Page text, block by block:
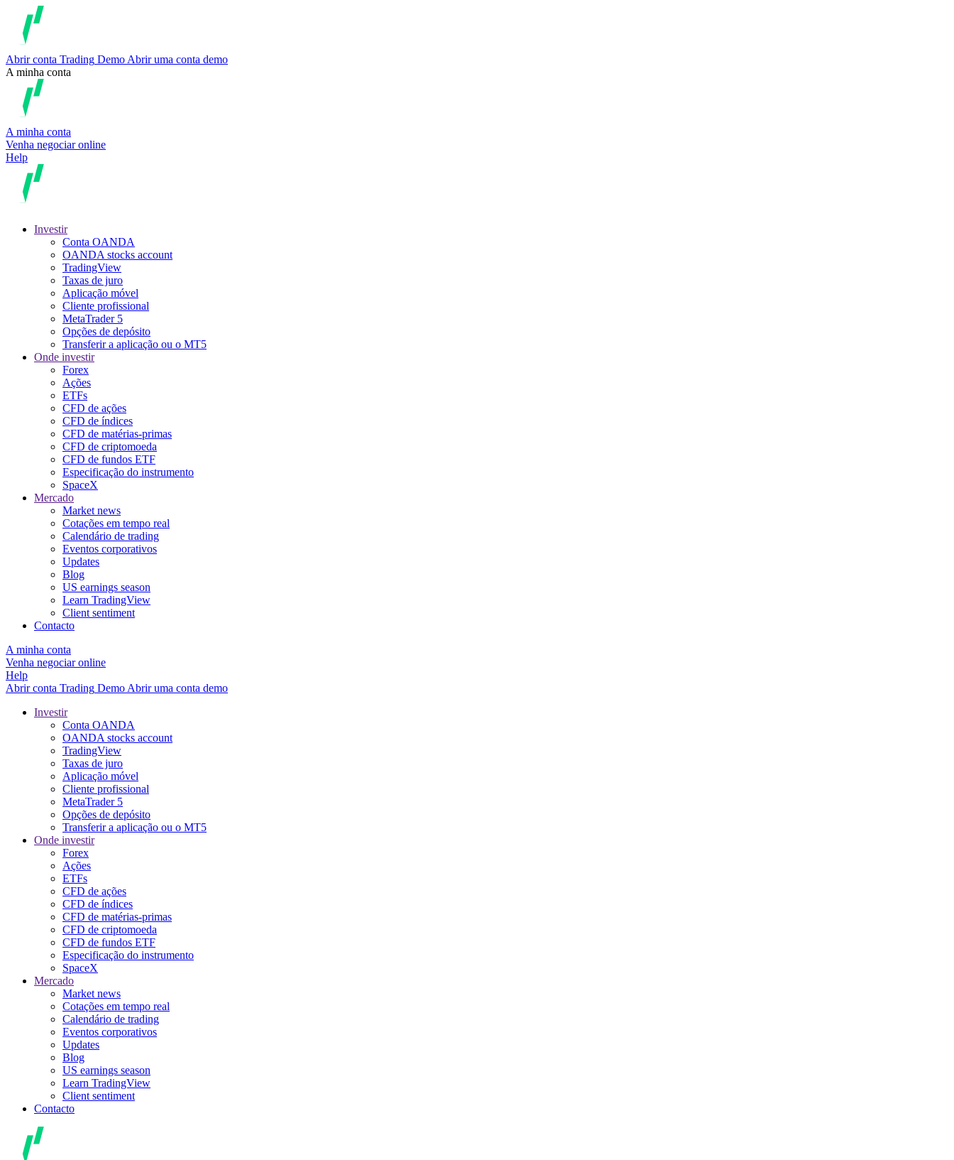
Abrir conta Trading Demo Abrir uma conta demo
A minha conta
A minha conta
Venha negociar online
Help
Investir
Conta OANDA
OANDA stocks account
TradingView
Taxas de juro
Aplicação móvel
Cliente profissional
MetaTrader 5
Opções de depósito
Transferir a aplicação ou o MT5
Onde investir
Forex
Ações
ETFs
CFD de ações
CFD de índices
CFD de matérias-primas
CFD de criptomoeda
CFD de fundos ETF
Especificação do instrumento
SpaceX
Mercado
Market news
Cotações em tempo real
Calendário de trading
Eventos corporativos
Updates
Blog
US earnings season
Learn TradingView
Client sentiment
Contacto
A minha conta
Venha negociar online
Help
Abrir conta Trading Demo Abrir uma conta demo
Investir
Conta OANDA
OANDA stocks account
TradingView
Taxas de juro
Aplicação móvel
Cliente profissional
MetaTrader 5
Opções de depósito
Transferir a aplicação ou o MT5
Onde investir
Forex
Ações
ETFs
CFD de ações
CFD de índices
CFD de matérias-primas
CFD de criptomoeda
CFD de fundos ETF
Especificação do instrumento
SpaceX
Mercado
Market news
Cotações em tempo real
Calendário de trading
Eventos corporativos
Updates
Blog
US earnings season
Learn TradingView
Client sentiment
Contacto